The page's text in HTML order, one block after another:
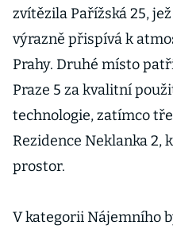
zvítězila Pařížská 25,
výrazně přispívá k
Prahy. Druhé místo
Praze 5 za kvalitní
technologie, zatímco
Rezidence Neklanka 2,
prostor.
V kategorii Nájemního